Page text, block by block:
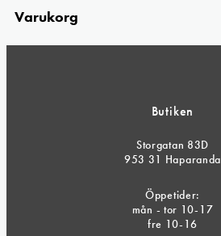
Varukorg
Butiken
Storgatan 83D
953 31 Haparanda
Öppetider:
mån - tor 10-17
fre 10-16